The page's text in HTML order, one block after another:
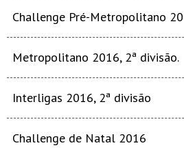
Challenge Pré-Metropolitano
Metropolitano 2016, 2ª divisão.
Interligas 2016, 2ª divisão
Challenge de Natal 2016